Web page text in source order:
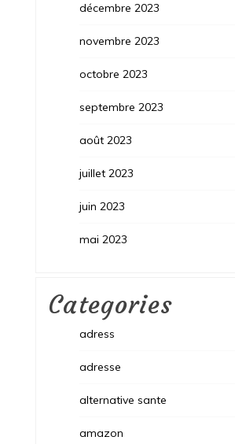
décembre 2023
novembre 2023
octobre 2023
septembre 2023
août 2023
juillet 2023
juin 2023
mai 2023
Categories
adress
adresse
alternative sante
amazon